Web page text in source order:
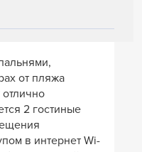
от пляжа
2 гостиные
в интернет Wi-